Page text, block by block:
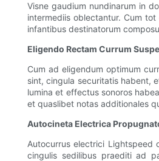
Visne gaudium nundinarum in
intermediis oblectantur. Cum
infantibus destinatorum
Eligendo Rectam Currum
Cum ad eligendum optimum
sint, cingula securitatis habent,
lumina et effectus sonoros
et quaslibet notas additionales
Autocineta Electrica
Autocurrus electrici Lightspeed
cingulis sedilibus praediti ad